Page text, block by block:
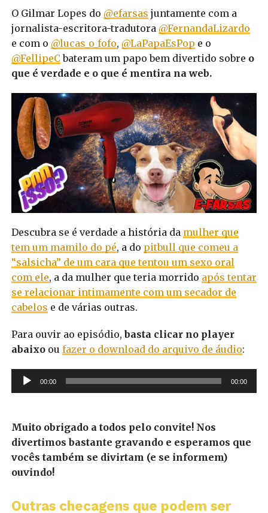
O Gilmar Lopes do @efarsas juntamente com a
jornalista-escritora-tradutora @FernandaLizardo
e com o @lucas_o_fofo, @LaPapaEsPop e o
@FellipeCbateram um papo bem divertido sobre o
que é verdade e o que é mentira na web.
Descubra se é verdade a história da mulher que
tem um mamilo do pé, a do pitbull que comeu a
“salsicha” de um cara que tentou um sexo oral
com ele, a da mulher que teria morrido após tentar
se relacionar intimamente com um secador de
cabelos e de várias outras.
Para ouvir ao episódio,basta clicar no player
abaixoou fazer o download do arquivo de áudio:
Tocador
de
00:00 00:00
Muito obrigado a todos pelo convite! Nos
divertimos bastante gravando e esperamos que
vocês também se divirtam (e se informem)
ouvindo!
Outras checagens que podem ser